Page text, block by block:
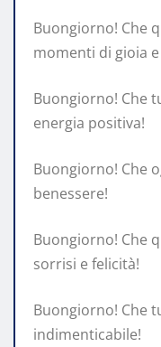
Buongiorno! Che
momenti di gioia
Buongiorno! Che
energia positiva!
Buongiorno! Che
benessere!
Buongiorno! Che
sorrisi e felicità!
Buongiorno! Che
indimenticabile!